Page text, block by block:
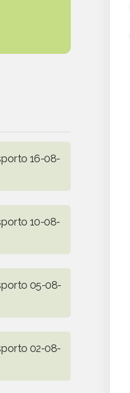
16-08-
10-08-
05-08-
02-08-